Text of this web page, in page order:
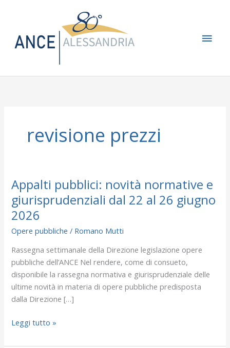
revisione prezzi
Appalti pubblici: novità normative e
giurisprudenziali dal 22 al 26 giugno
2026
Opere pubbliche / Romano Mutti
Rassegna settimanale della Direzione legislazione opere
pubbliche dell’ANCE Nel rendere, come di consueto,
disponibile la rassegna normativa e giurisprudenziale delle
ultime novità in materia di opere pubbliche predisposta
dalla Direzione […]
Appalti
pubblici:
novità
normative
e
dal
22
al
26
giugno
Leggi tutto »